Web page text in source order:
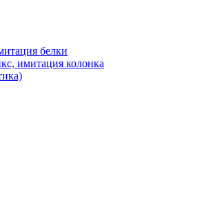
белки
имитация колонка